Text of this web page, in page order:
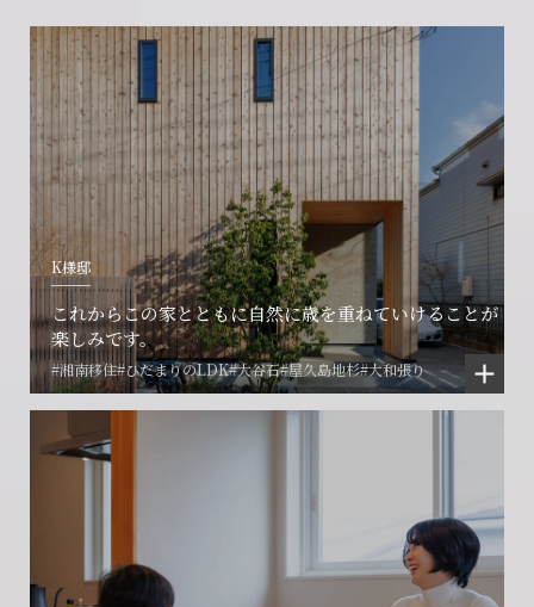
K様邸
これからこの家とともに自然に歳を重ねていけることが
楽しみです。
#湘南移住#ひだまりのLDK#大谷石#屋久島地杉#大和張り